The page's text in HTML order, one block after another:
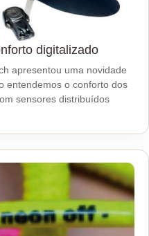
digitalizado
apresentou uma novidade
entendemos o conforto dos
sensores distribuídos